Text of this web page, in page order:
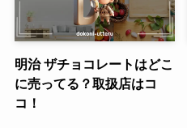
明治 ザチョコレートはどこ
に売ってる？取扱店はコ
コ！